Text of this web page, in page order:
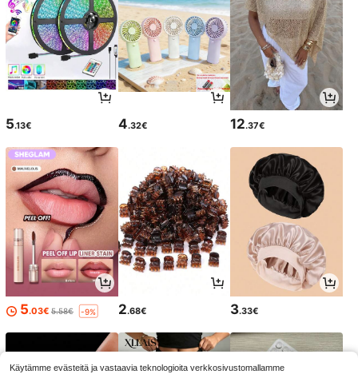
5.13€ 4.32€ 12.37€
5.03€ 5.58€ -9% 2.68€ 3.33€
Käytämme evästeitä ja vastaavia teknologioita verkkosivustomallamme